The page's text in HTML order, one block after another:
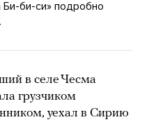
Би-би-си» подробно
в селе Чесма
грузчиком
уехал в Сирию